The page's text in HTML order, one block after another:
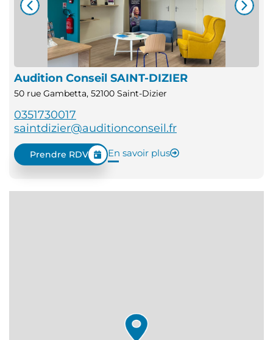
Audition Conseil SAINT-DIZIER
50 rue Gambetta, 52100 Saint-Dizier
0351730017
saintdizier@auditionconseil.fr
Prendre RDV En savoir plus